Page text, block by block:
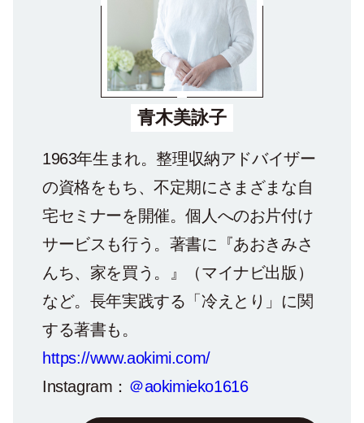
青木美詠子
1963年生まれ。整理収納アドバイザー
の資格をもち、不定期にさまざまな自
宅セミナーを開催。個人へのお片付け
サービスも行う。著書に『あおきみさ
んち、家を買う。』（マイナビ出版）
など。長年実践する「冷えとり」に関
する著書も。
https://www.aokimi.com/
Instagram： ＠aokimieko1616